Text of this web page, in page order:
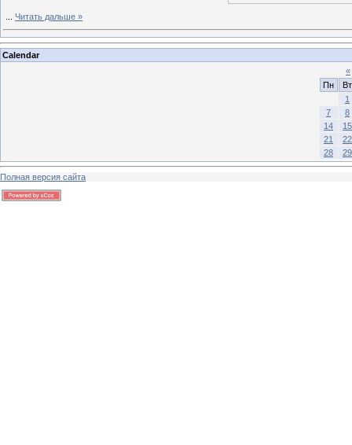
Читать дальше »
Calendar
«
Пн
Вт
1
7
8
14
15
21
22
28
29
Полная версия сайта